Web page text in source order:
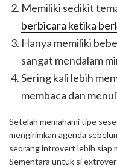
Memiliki sedikit
berbicara ketika
Hanya memiliki
sangat mendalam
Sering kali lebih
membaca dan
Setelah memahami tipe
mengirimkan agenda
seorang introvert lebih siap
Sementara untuk si